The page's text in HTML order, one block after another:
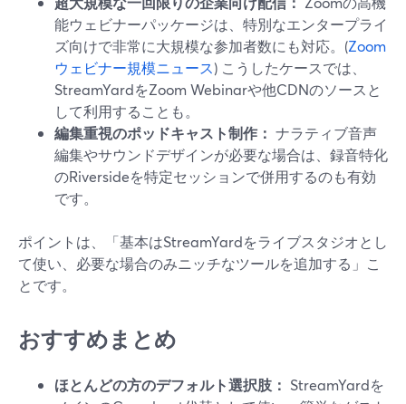
能ウェビナーパッケージは、特別なエンタープライ
ズ向けで非常に大規模な参加者数にも対応。(Zoom
ウェビナー規模ニュース) こうしたケースでは、
StreamYardをZoom Webinarや他CDNのソースと
して利用することも。
編集重視のポッドキャスト制作： ナラティブ音声
編集やサウンドデザインが必要な場合は、録音特化
のRiversideを特定セッションで併用するのも有効
です。
ポイントは、「基本はStreamYardをライブスタジオとし
て使い、必要な場合のみニッチなツールを追加する」こ
とです。
おすすめまとめ
ほとんどの方のデフォルト選択肢： StreamYardを